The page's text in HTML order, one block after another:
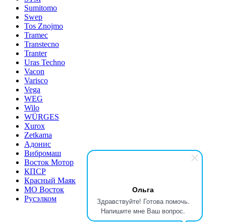
Ольга
Здравствуйте! Готова помочь.
Напишите мне Ваш вопрос.
Sumitomo
Swep
Tos Znojmo
Tramec
Transtecno
Tranter
Uras Techno
Vacon
Varisco
Vega
WEG
Wilo
WÜRGES
Xurox
Zetkama
Адонис
Вибромаш
Восток Мотор
КПСР
Красный Маяк
МО Восток
Русэлком